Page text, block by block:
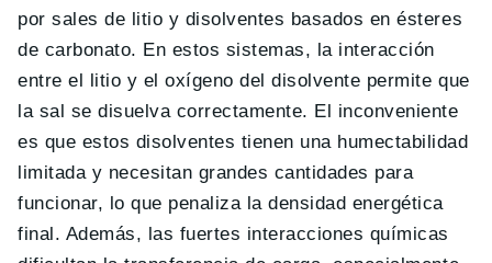
por sales de litio y disolventes basados en ésteres
de carbonato. En estos sistemas, la interacción
entre el litio y el oxígeno del disolvente permite que
la sal se disuelva correctamente. El inconveniente
es que estos disolventes tienen una humectabilidad
limitada y necesitan grandes cantidades para
funcionar, lo que penaliza la densidad energética
final. Además, las fuertes interacciones químicas